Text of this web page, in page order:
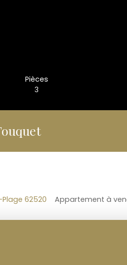
Pièces
3
62520 Appartement à